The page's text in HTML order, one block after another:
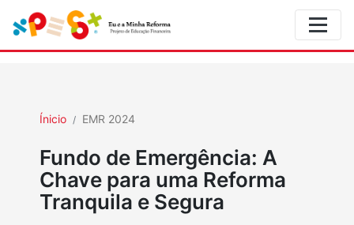
Ínicio EMR 2024
Fundo de Emergência: A
Chave para uma Reforma
Tranquila e Segura